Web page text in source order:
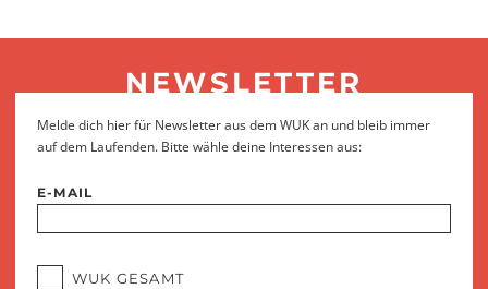
NEWSLETTER
Melde dich hier für Newsletter aus dem WUK an und bleib immer
auf dem Laufenden. Bitte wähle deine Interessen aus:
E-MAIL
WUK GESAMT